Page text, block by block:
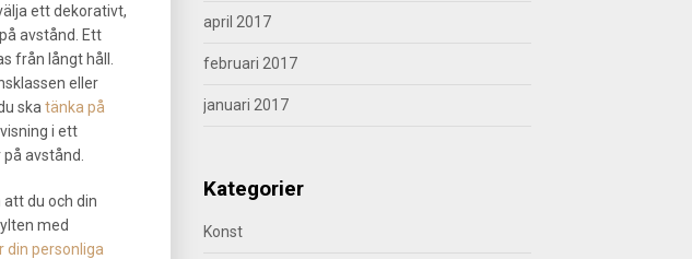
ett dekorativt,
avstånd. Ett
från långt håll.
eller
ska tänka på
i ett
avstånd.
du och din
med
din personliga
april 2017
februari 2017
januari 2017
Kategorier
Konst